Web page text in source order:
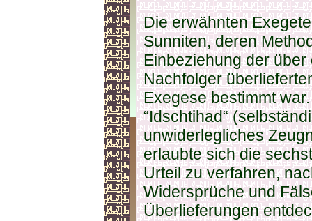
Die erwähnten
Sunniten, deren
Einbeziehung der
Nachfolger
Exegese bestimmt
“Idschtihad“
unwiderlegliches
erlaubte sich die
Urteil zu verfahren,
Widersprüche und
Überlieferungen